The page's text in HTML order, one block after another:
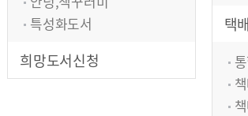
특성화도서
희망도서신청
택